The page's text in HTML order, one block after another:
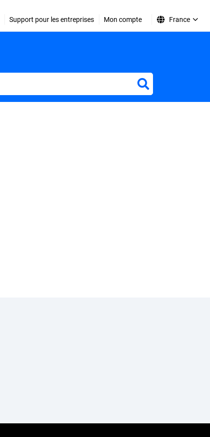
Support pour les entreprises Mon compte France